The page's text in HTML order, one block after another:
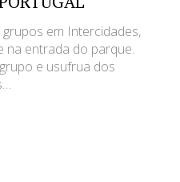
em Intercidades,
na entrada do parque.
e usufrua dos